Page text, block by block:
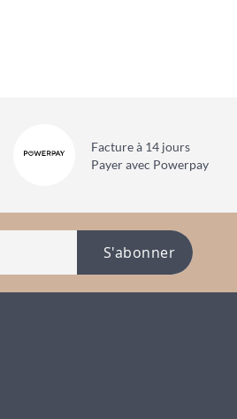
Facture à 14 jours
Payer avec Powerpay
S'abonner